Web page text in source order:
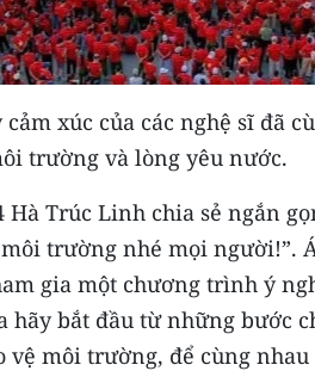
cảm xúc của các nghệ sĩ đã
trường và lòng yêu nước.
Hà Trúc Linh chia sẻ ngắn
trường nhé mọi người!”.
gia một chương trình ý
hãy bắt đầu từ những bước
vệ môi trường, để cùng